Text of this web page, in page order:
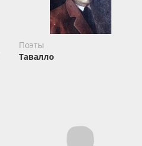
Поэты
Тавалло